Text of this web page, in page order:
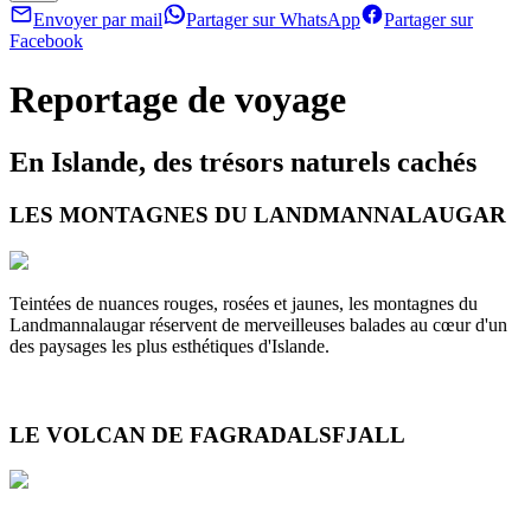
Envoyer par mail Partager sur WhatsApp
Partager sur
Facebook
Reportage de voyage
En Islande, des trésors naturels cachés
LES MONTAGNES DU LANDMANNALAUGAR
Teintées de nuances rouges, rosées et jaunes, les montagnes du
Landmannalaugar réservent de merveilleuses balades au cœur d'un
des paysages les plus esthétiques d'Islande.
LE VOLCAN DE FAGRADALSFJALL